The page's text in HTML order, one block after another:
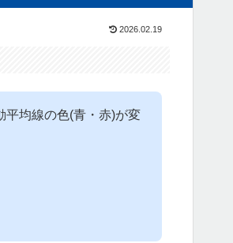
2026.02.19
平均線の色(青・赤)が変